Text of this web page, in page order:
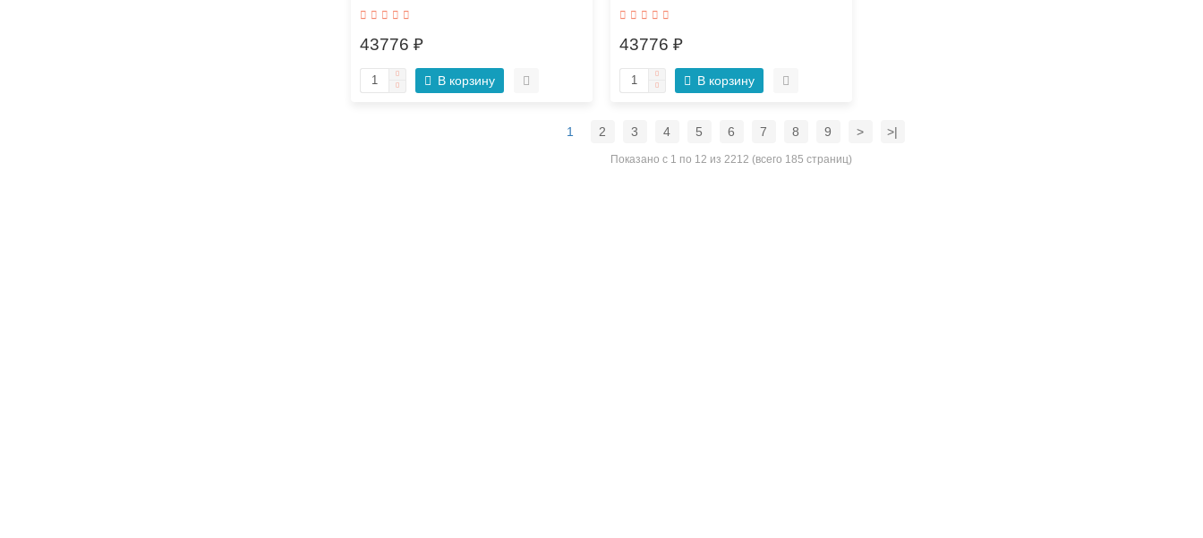
43776 ₽
В корзину
43776 ₽
В корзину
1 2 3 4 5 6 7 8 9 > >|
Показано с 1 по 12 из 2212 (всего 185 страниц)